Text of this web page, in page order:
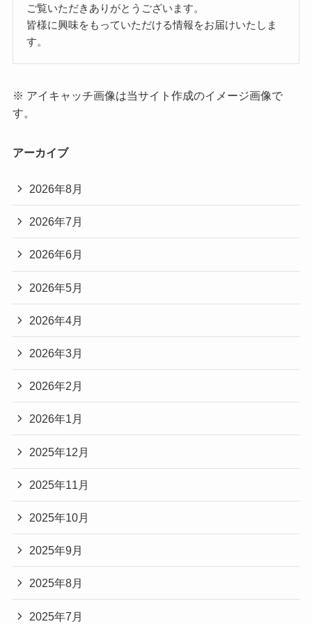
ご覧いただきありがとうございます。
皆様に興味をもっていただける情報をお届けいたしま
す。
※ アイキャッチ画像は当サイト作成のイメージ画像で
す。
アーカイブ
2026年8月
2026年7月
2026年6月
2026年5月
2026年4月
2026年3月
2026年2月
2026年1月
2025年12月
2025年11月
2025年10月
2025年9月
2025年8月
2025年7月